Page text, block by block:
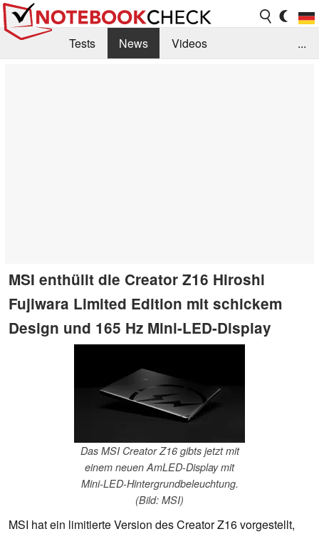
Tests News
Videos
...
MSI enthüllt die Creator Z16 Hiroshi
Fujiwara Limited Edition mit schickem
Design und 165 Hz Mini-LED-Display
Das MSI Creator Z16 gibts jetzt mit
einem neuen AmLED-Display mit
Mini-LED-Hintergrundbeleuchtung.
(Bild: MSI)
MSI hat ein limitierte Version des Creator Z16 vorgestellt,